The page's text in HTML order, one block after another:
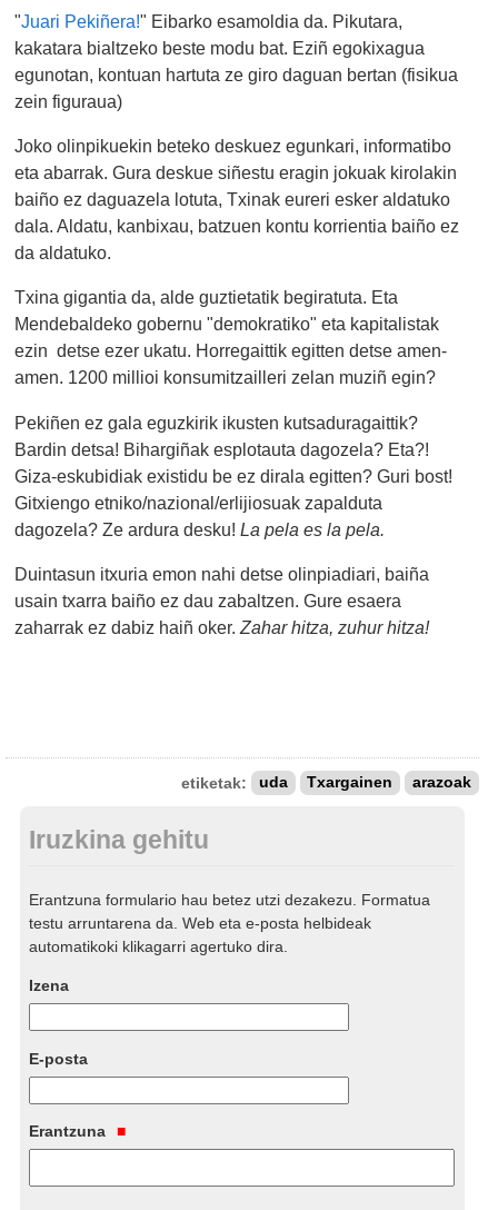
"Juari Pekiñera!" Eibarko esamoldia da. Pikutara,
kakatara bialtzeko beste modu bat. Eziñ egokixagua
egunotan, kontuan hartuta ze giro daguan bertan (fisikua
zein figuraua)
Joko olinpikuekin beteko deskuez egunkari, informatibo
eta abarrak. Gura deskue siñestu eragin jokuak kirolakin
baiño ez daguazela lotuta, Txinak eureri esker aldatuko
dala. Aldatu, kanbixau, batzuen kontu korrientia baiño ez
da aldatuko.
Txina gigantia da, alde guztietatik begiratuta. Eta
Mendebaldeko gobernu "demokratiko" eta kapitalistak
ezin detse ezer ukatu. Horregaittik egitten detse amen-
amen. 1200 millioi konsumitzailleri zelan muziñ egin?
Pekiñen ez gala eguzkirik ikusten kutsaduragaittik?
Bardin detsa! Bihargiñak esplotauta dagozela? Eta?!
Giza-eskubidiak existidu be ez dirala egitten? Guri bost!
Gitxiengo etniko/nazional/erlijiosuak zapalduta
dagozela? Ze ardura desku! La pela es la pela.
Duintasun itxuria emon nahi detse olinpiadiari, baiña
usain txarra baiño ez dau zabaltzen. Gure esaera
zaharrak ez dabiz haiñ oker.Zahar hitza, zuhur hitza!
etiketak: uda Txargainen arazoak
Iruzkina gehitu
Erantzuna formulario hau betez utzi dezakezu. Formatua
testu arruntarena da. Web eta e-posta helbideak
automatikoki klikagarri agertuko dira.
Izena
E-posta
Erantzuna